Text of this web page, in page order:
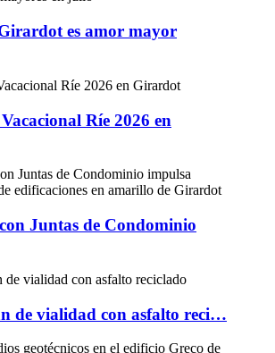
es amor mayor
Ríe 2026 en
Juntas de Condominio
de vialidad con asfalto reci…